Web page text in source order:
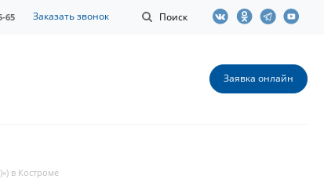
Поиск
65 Заказать звонок
Заявка онлайн
в Костроме